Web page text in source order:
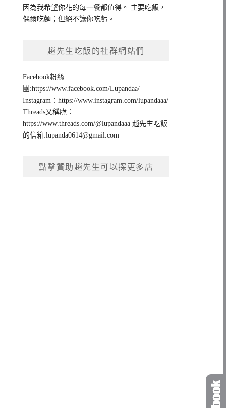
因為我希望你花的每一餐都值得。 主要吃飯，
偶爾吃麵；但絕不讓你吃虧。
趙先生吃飯的社群網站們
Facebook粉絲
團:https://www.facebook.com/Lupandaa/
Instagram：https://www.instagram.com/lupandaaa/
Threads又稱脆：
https://www.threads.com/@lupandaaa 趙先生吃飯
的信箱:lupanda0614@gmail.com
點擊贊助趙先生可以探更多店